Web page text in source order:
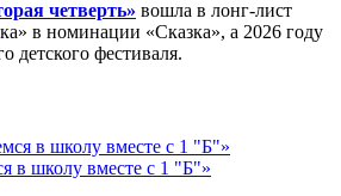
четверть» вошла в лонг-лист
в номинации «Сказка», а 2026 году
детского фестиваля.
в школу вместе с 1 "Б"»